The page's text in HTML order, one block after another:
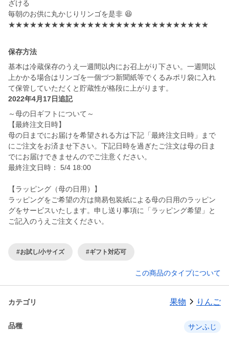
ざける
毎朝のお供に丸かじりリンゴを是非 😆
★★★★★★★★★★★★★★★★★★★★★★★★★★★★
保存方法
基本は冷蔵保存のうえ一週間以内にお召上がり下さい。一週間以
上かかる場合はリンゴを一個づつ新聞紙等でくるみポリ袋に入れ
て保管していただくと貯蔵性が格段に上がります。
2022年4月17日追記
～母の日ギフトについて～
【最終注文日時】
母の日までにお届けを希望される方は下記「最終注文日時」まで
にご注文をお済ませ下さい。下記日時を過ぎたご注文は母の日ま
でにお届けできませんのでご注意ください。
最終注文日時： 5/4 18:00
【ラッピング（母の日用）】
ラッピングをご希望の方は簡易包装紙による母の日用のラッピン
グをサービスいたします。申し送り事項に「ラッピング希望」と
ご記入のうえご注文ください。
#お試し/小サイズ #ギフト対応可
この商品のタイプについて
カテゴリ 果物 りんご
品種 サンふじ